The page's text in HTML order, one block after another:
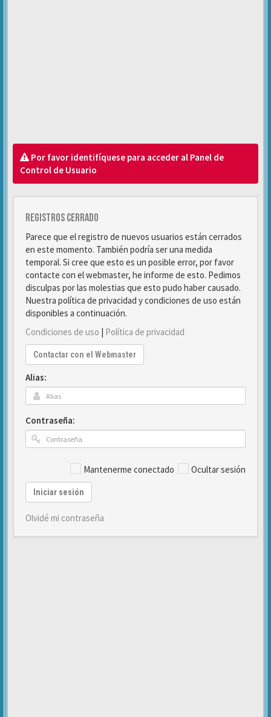
Por favor identifíquese para acceder al Panel de
Control de Usuario
Registros cerrado
Parece que el registro de nuevos usuarios están cerrados
en este momento. También podría ser una medida
temporal. Si cree que esto es un posible error, por favor
contacte con el webmaster, he informe de esto. Pedimos
disculpas por las molestias que esto pudo haber causado.
Nuestra política de privacidad y condiciones de uso están
disponibles a continuación.
Condiciones de uso | Política de privacidad
Contactar con el Webmaster
Alias:
Contraseña:
Mantenerme conectado Ocultar sesión
Iniciar sesión
Olvidé mi contraseña